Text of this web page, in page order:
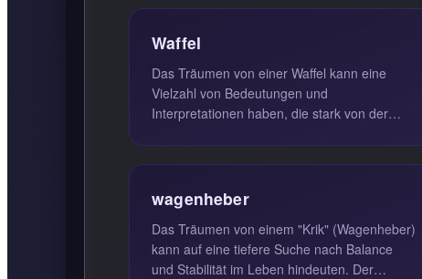
Waffel
Das Träumen von einer Waffel kann eine
Vielzahl von Bedeutungen und
Interpretationen haben, die stark von der
wagenheber
Das Träumen von einem "Krik" (Wagenheber)
kann auf eine tiefere Suche nach Balance
und Stabilität im Leben hindeuten. Der